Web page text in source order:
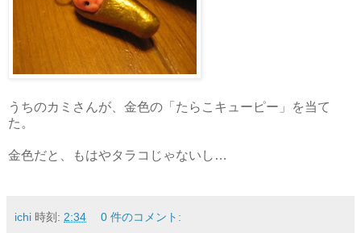
うちのカミさんが、金色の「たらこキューピー」を当て
た。
金色だと、もはやタラコじゃないし…
ichi 時刻: 2:34 0 件のコメント: